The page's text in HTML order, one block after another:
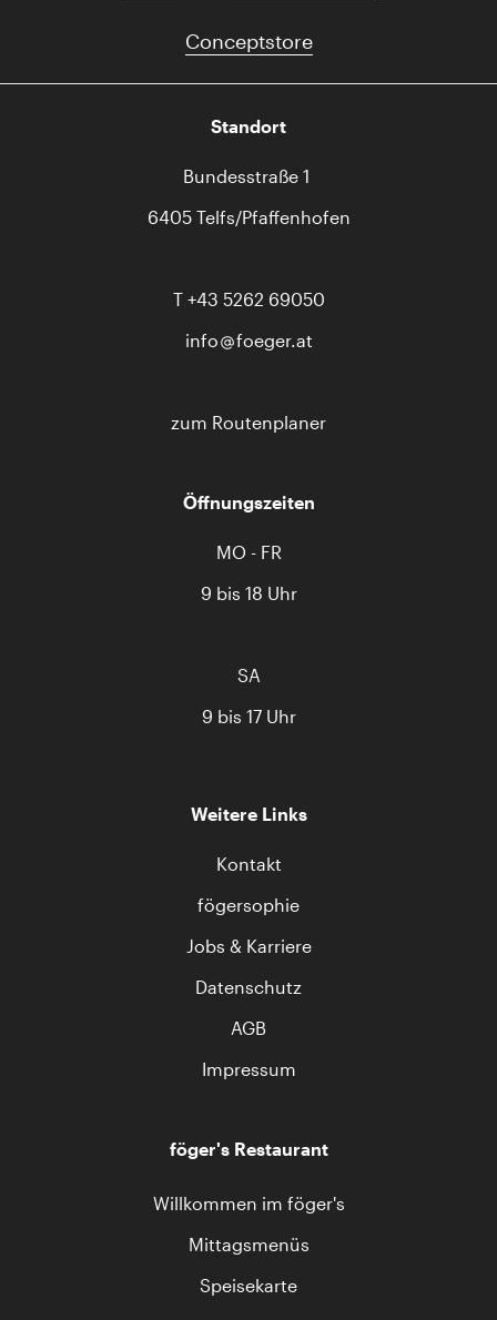
Conceptstore
Standort
Bundesstraße 1
6405 Telfs/Pfaffenhofen
T +43 5262 69050
info
foeger.at
zum Routenplaner
Öffnungszeiten
MO - FR
9 bis 18 Uhr
SA
9 bis 17 Uhr
Weitere Links
Kontakt
fögersophie
Jobs & Karriere
Datenschutz
AGB
Impressum
föger's Restaurant
Willkommen im föger's
Mittagsmenüs
Speisekarte